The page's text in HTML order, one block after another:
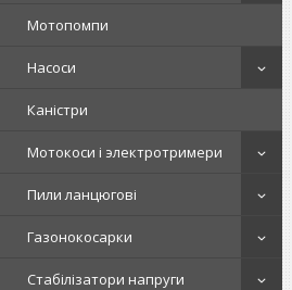
Мотопомпи
Насоси
Каністри
Мотокоси і электротримери
Пили ланцюгові
Газонокосарки
Стабілізатори напруги